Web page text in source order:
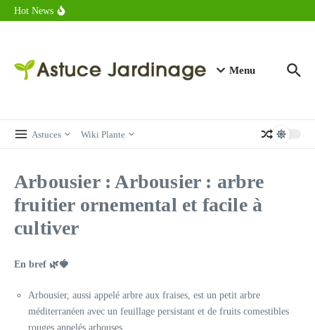
Aller au contenu
Hot News
Combien de calories dans un croque monsieur en 2025 ?
Menu
Astuces Wiki Plante
Arbousier : Arbousier : arbre
fruitier ornemental et facile à
cultiver
En bref 🌿🍓
Arbousier, aussi appelé arbre aux fraises, est un petit arbre
méditerranéen avec un feuillage persistant et de fruits comestibles
rouges appelés arbouses.